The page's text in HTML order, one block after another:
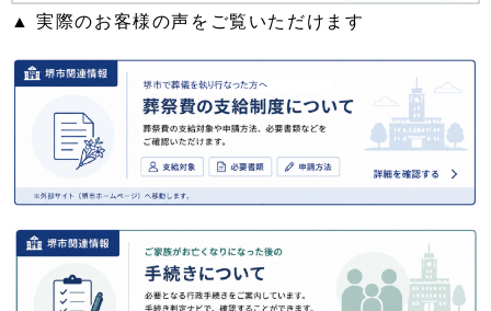
▲ 実際のお客様の声をご覧いただけます